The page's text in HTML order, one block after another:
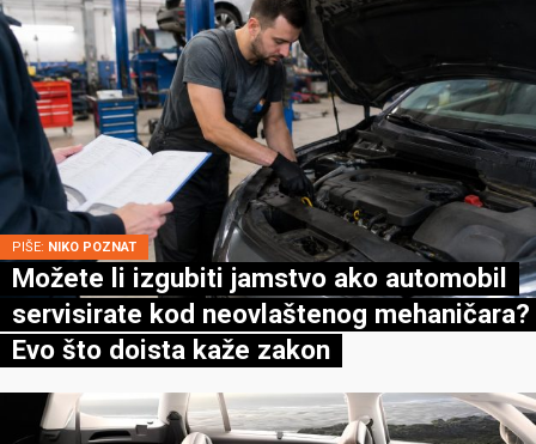
PIŠE: NIKO POZNAT
Možete li izgubiti jamstvo ako automobil
servisirate kod neovlaštenog mehaničara?
Evo što doista kaže zakon